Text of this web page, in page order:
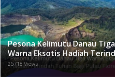
Pesona Kelimutu Danau Tiga
Warna Eksotis Hadiah
Tuhan Bagi Pulau Flores
25716 Views